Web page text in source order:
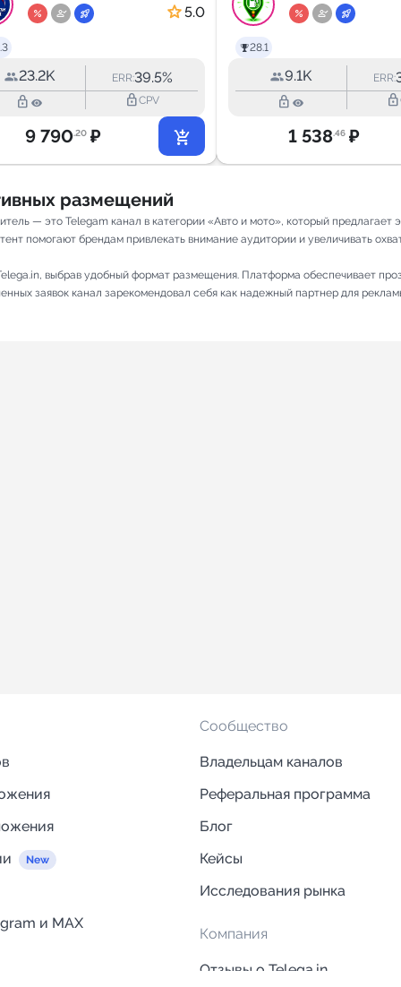
5.0
23.2K ERR:39.5%
lock_outline lock_outlineCPV
9 790.20 ₽
28.1
9.1K ERR:
lock_outline lock_outline
1 538.46 ₽
размещений
— это Telegam канал в категории «Авто и мото», который
помогают брендам привлекать внимание аудитории и увеличивать
выбрав удобный формат размещения. Платформа обеспечивает
заявок канал зарекомендовал себя как надежный партнер для
и MAX
Сообщество
Владельцам каналов
Реферальная программа
Блог
Кейсы
Исследования рынка
Компания
Отзывы о Telega.in